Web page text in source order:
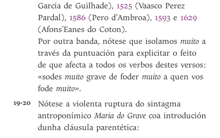
Garcia de Guilhade), 1525 (Vaasco Perez
Pardal), 1586 (Pero d’Ambroa), 1593 e 1629
(Afons’Eanes do Coton).
Por outra banda, nótese que isolamosmuitoa
través da puntuación para explicitar o feito
de que afecta a todos os verbos destes versos:
«sodesmuito grave de fodermuito a quen vos
fodemuito».
19-20
Nótese a violenta ruptura do sintagma
antroponímicoMaria do Grave coa introdución
dunha cláusula parentética: